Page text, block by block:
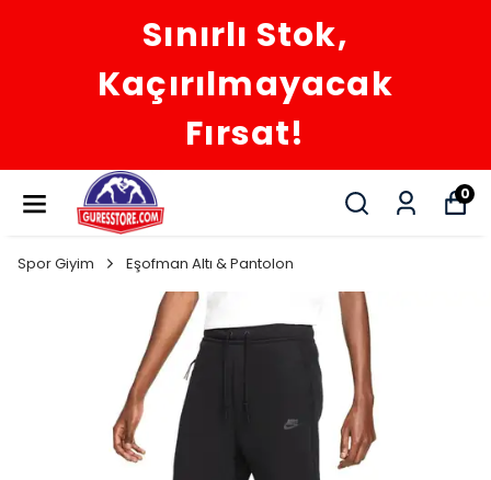
Sınırlı Stok,
Kaçırılmayacak
Fırsat!
0
Spor Giyim Eşofman Altı & Pantolon